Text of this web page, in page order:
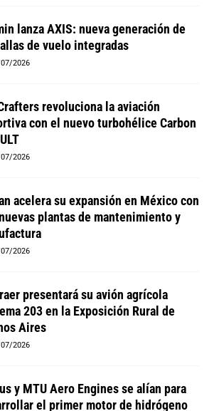
lanza AXIS: nueva generación de
de vuelo integradas
2026
revoluciona la aviación
con el nuevo turbohélice Carbon
2026
acelera su expansión en México con
plantas de mantenimiento y
2026
presentará su avión agrícola
203 en la Exposición Rural de
Aires
2026
y MTU Aero Engines se alían para
el primer motor de hidrógeno